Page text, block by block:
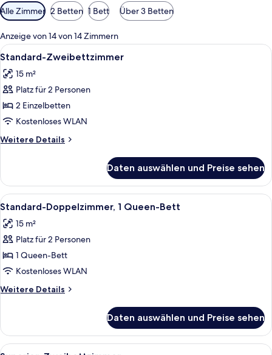
Verfügbare
Filter
für
Zimmer
Alle Zimmer 2 Betten 1 Bett Über 3 Betten
Anzeige von 14 von 14 Zimmern
Alle
Fotos
für
Standard-
Zweibettzimmer
anzeigen
Ein Hotelzimmer mit Bett,
6
Standard-Zweibettzimmer
15 m²
Platz für 2 Personen
2 Einzelbetten
Kostenloses WLAN
Weitere Details
Weitere
Zweibettzimmer
Daten auswählen und Preise sehen
Alle
Fotos
für
Standard-
Doppelzimmer,
1
Queen-
Bett
Ein Hotelzimmer mit Bett,
6
Standard-Doppelzimmer, 1 Queen-Bett
15 m²
Platz für 2 Personen
1 Queen-Bett
Kostenloses WLAN
Weitere Details
Weitere
Doppelzimmer,
Daten auswählen und Preise sehen
Alle
Ein Hotelzimmer mit einem großen